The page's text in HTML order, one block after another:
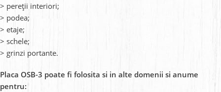
> pereții interiori;
> podea;
> etaje;
> schele;
> grinzi portante.
Placa OSB-3 poate fi folosita si in alte domenii si anume
pentru: